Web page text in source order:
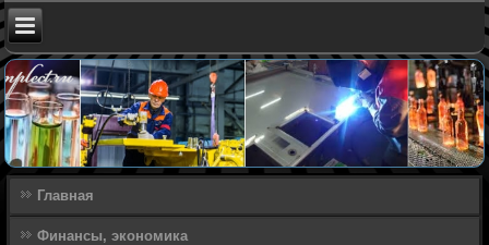
Главная
Финансы, экономика